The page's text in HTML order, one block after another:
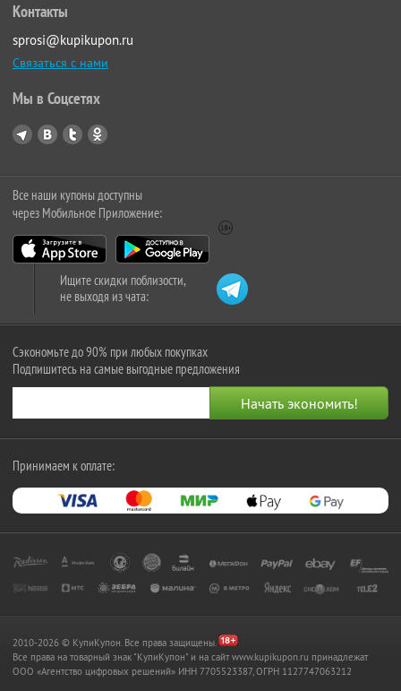
Контакты
sprosi@kupikupon.ru
Связаться с нами
Мы в Соцсетях
Все наши купоны доступны
через Мобильное Приложение:
Ищите скидки поблизости,
не выходя из чата:
Сэкономьте до 90% при любых покупках
Подпишитесь на самые выгодные предложения
Принимаем к оплате:
2010-2026 © КупиКупон. Все права защищены.
Все права на товарный знак "КупиКупон" и на сайт www.kupikupon.ru принадлежат
OOO «Агентство цифровых решений» ИНН 7705523387, ОГРН 1127747063212